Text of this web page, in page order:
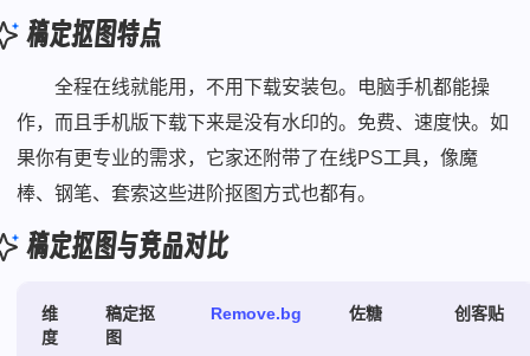
稿定抠图特点
全程在线就能用，不用下载安装包。电脑手机都能操
作，而且手机版下载下来是没有水印的。免费、速度快。如
果你有更专业的需求，它家还附带了在线PS工具，像魔
棒、钢笔、套索这些进阶抠图方式也都有。
稿定抠图与竞品对比
维
度
稿定抠
图
Remove.bg 佐糖 创客贴